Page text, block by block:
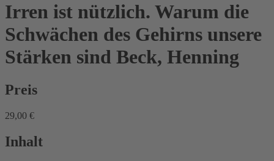
Irren ist nützlich. Warum die
Schwächen des Gehirns unsere
Stärken sind Beck, Henning
Preis
29,00 €
Inhalt